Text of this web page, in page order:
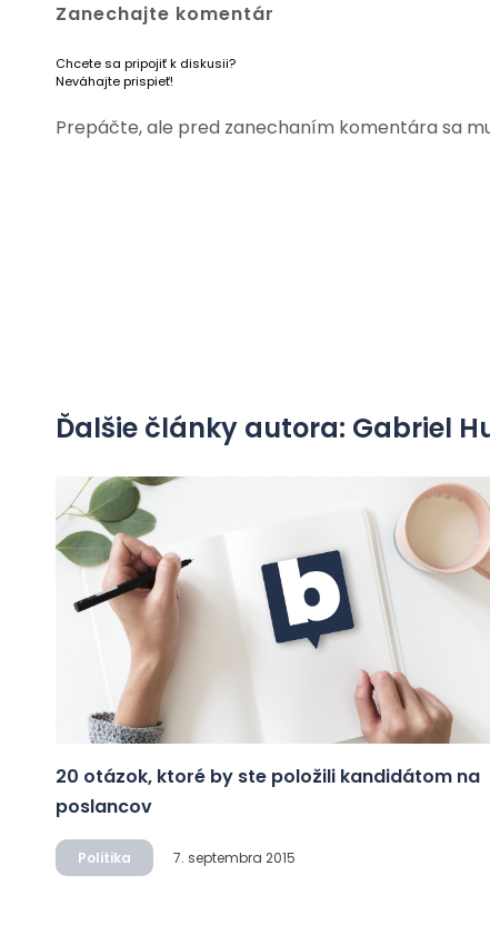
Zanechajte komentár
Chcete sa pripojiť k diskusii?
Neváhajte prispieť!
Prepáčte, ale pred zanechaním komentára sa
Ďalšie články autora: Gabriel
20 otázok, ktoré by ste položili kandidátom na
poslancov
Politika 7. septembra 2015